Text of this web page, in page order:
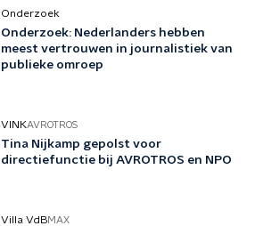
Onderzoek
Onderzoek: Nederlanders hebben
meest vertrouwen in journalistiek van
publieke omroep
VINKAVROTROS
Tina Nijkamp gepolst voor
directiefunctie bij AVROTROS en NPO
Villa VdBMAX